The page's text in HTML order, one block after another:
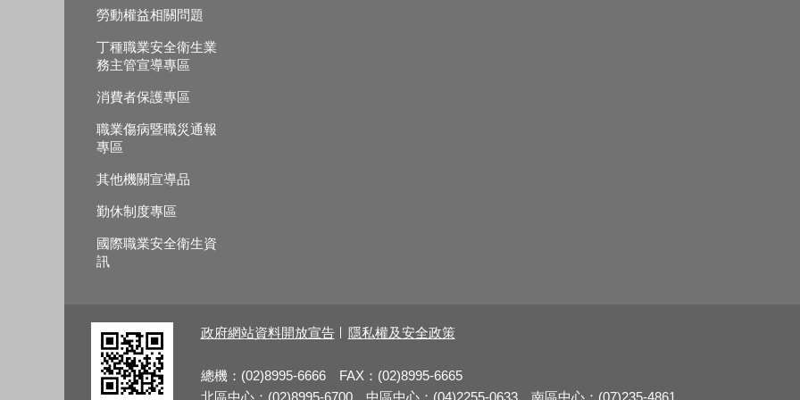
勞動權益相關問題
丁種職業安全衛生業
務主管宣導專區
消費者保護專區
職業傷病暨職災通報
專區
其他機關宣導品
勤休制度專區
國際職業安全衛生資
訊
政府網站資料開放宣告 隱私權及安全政策
總機：(02)8995-6666 FAX：(02)8995-6665
北區中心：(02)8995-6700 中區中心：(04)2255-0633 南區中心：(07)235-4861